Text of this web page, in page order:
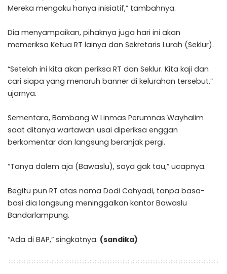
Mereka mengaku hanya inisiatif,” tambahnya.
Dia menyampaikan, pihaknya juga hari ini akan
memeriksa Ketua RT lainya dan Sekretaris Lurah (Seklur).
“Setelah ini kita akan periksa RT dan Seklur. Kita kaji dan
cari siapa yang menaruh banner di kelurahan tersebut,”
ujarnya.
Sementara, Bambang W Linmas Perumnas Wayhalim
saat ditanya wartawan usai diperiksa enggan
berkomentar dan langsung beranjak pergi.
“Tanya dalem aja (Bawaslu), saya gak tau,” ucapnya.
Begitu pun RT atas nama Dodi Cahyadi, tanpa basa-
basi dia langsung meninggalkan kantor Bawaslu
Bandarlampung.
“Ada di BAP,” singkatnya. (sandika)